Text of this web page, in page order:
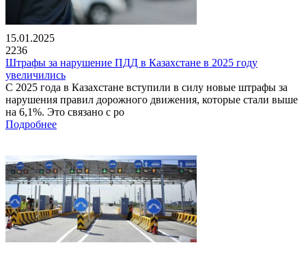
15.01.2025
2236
Штрафы за нарушение ПДД в Казахстане в 2025 году
увеличились
С 2025 года в Казахстане вступили в силу новые штрафы за
нарушения правил дорожного движения, которые стали выше
на 6,1%. Это связано с ро
Подробнее